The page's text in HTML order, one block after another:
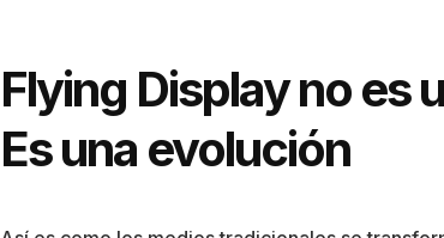
Flying Display no es
Es una evolución